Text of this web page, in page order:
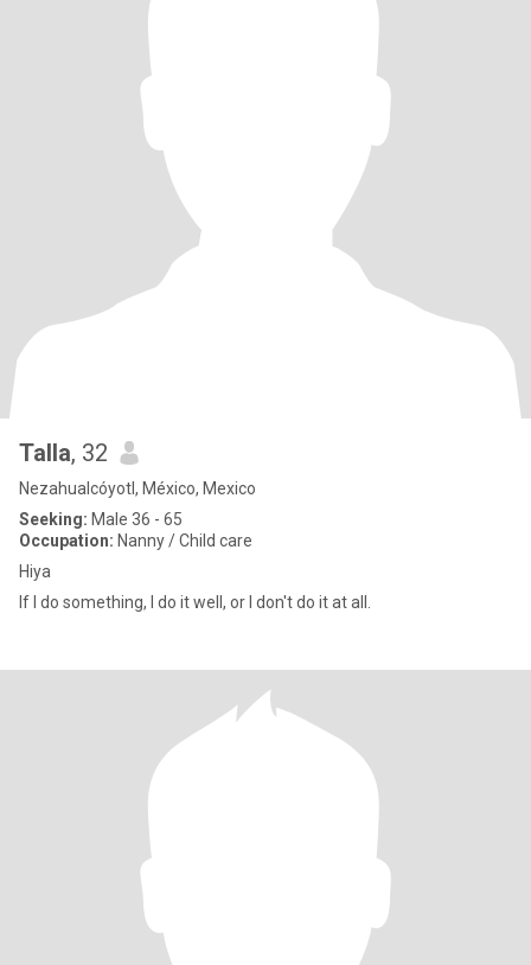
Talla, 32
Nezahualcóyotl, México, Mexico
Seeking: Male 36 - 65
Occupation: Nanny / Child care
Hiya
If I do something, I do it well, or I don't do it at all.